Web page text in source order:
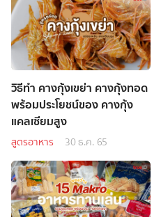
วิธีทำ คางกุ้งเขย่า คางกุ้งทอด
พร้อมประโยชน์ของ คางกุ้ง
แคลเซียมสูง
สูตรอาหาร 30 ธ.ค. 65